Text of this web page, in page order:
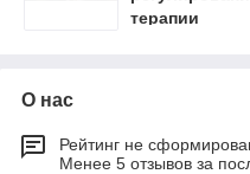
терапии
О нас
Рейтинг не
Менее 5 отзывов за